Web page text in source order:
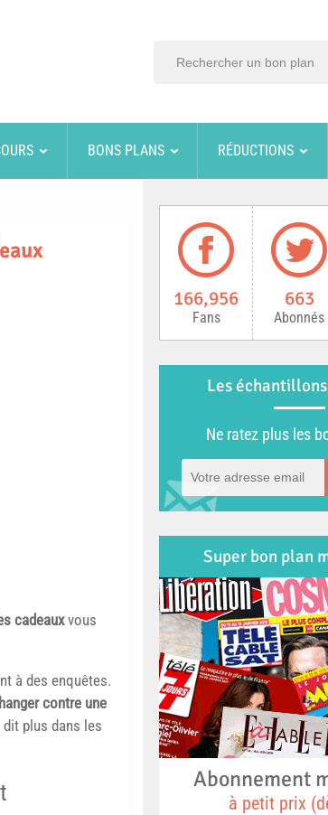
BONS PLANS RÉDUCTIONS
cadeauxvous
à des enquêtes.
contre une
plus dans les
166,956
Fans
663
Abonnés
Les
Ne ratez plus les
Super bon plan
Abonnement
à petit prix